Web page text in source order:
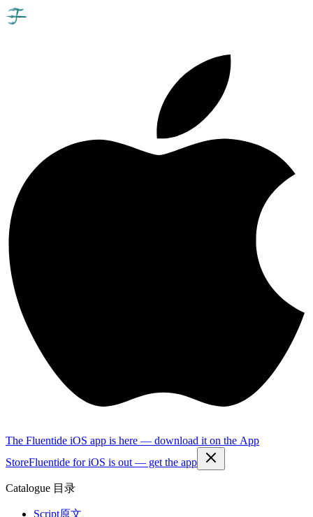
The Fluentide iOS app is here — download it on the App
StoreFluentide for iOS is out — get the app
Catalogue 目录
Script原文